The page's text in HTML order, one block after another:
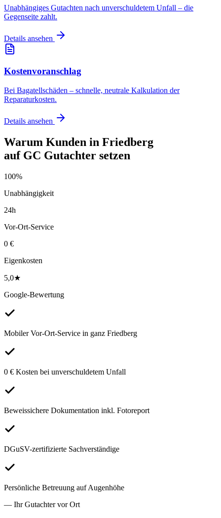
Unabhängiges Gutachten nach unverschuldetem Unfall – die
Gegenseite zahlt.
Details ansehen
Kostenvoranschlag
Bei Bagatellschäden – schnelle, neutrale Kalkulation der
Reparaturkosten.
Details ansehen
Warum Kunden in Friedberg
auf GC Gutachter setzen
100%
Unabhängigkeit
24h
Vor-Ort-Service
0 €
Eigenkosten
5,0★
Google-Bewertung
Mobiler Vor-Ort-Service in ganz Friedberg
0 € Kosten bei unverschuldetem Unfall
Beweissichere Dokumentation inkl. Fotoreport
DGuSV-zertifizierte Sachverständige
Persönliche Betreuung auf Augenhöhe
— Ihr Gutachter vor Ort